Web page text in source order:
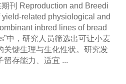
刊 Reproduction and Breedi
yield-related physiological and
inbred lines of bread
中，研究人员筛选出可让小麦
关键生理与生化性状。研究发
留存能力、适宜 ...